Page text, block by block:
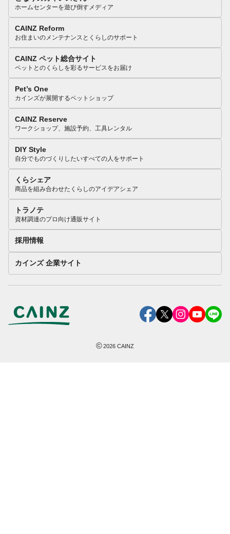
ホームセンターを遊び倒すメディア
CAINZ Reform
お住まいのメンテナンスとくらしのサポート
CAINZ ペット総合サイト
ペットとのくらしを彩るサービスをお届け
Pet’s One
カインズが展開するペットショップ
CAINZ Reserve
ワークショップ、施設予約、工具レンタル
DIY Style
自分でものづくりしたいすべての人をサポート
くらシェア
商品を組み合わせたくらしのアイデアシェア
トラノテ
資材調達のプロ向け通販サイト
採用情報
カインズ 企業サイト
©2026 CAINZ